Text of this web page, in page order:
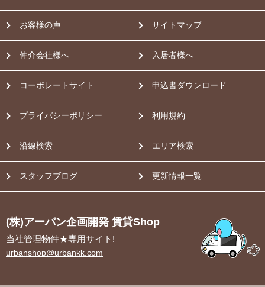
お客様の声 サイトマップ
仲介会社様へ 入居者様へ
コーポレートサイト 申込書ダウンロード
プライバシーポリシー 利用規約
沿線検索 エリア検索
スタッフブログ 更新情報一覧
(株)アーバン企画開発 賃貸Shop
当社管理物件★専用サイト!
urbanshop@urbankk.com